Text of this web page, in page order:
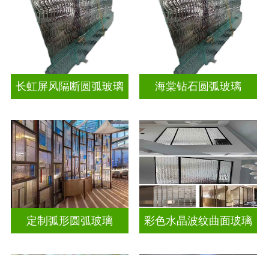
长虹屏风隔断圆弧玻璃 海棠钻石圆弧玻璃
定制弧形圆弧玻璃 彩色水晶波纹曲面玻璃